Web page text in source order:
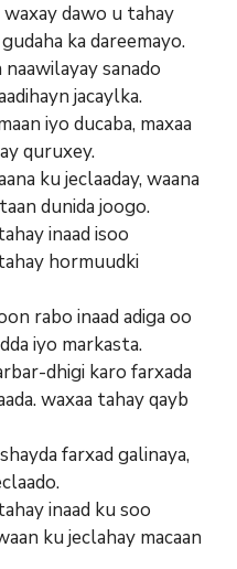
dawo u tahay
ka dareemayo.
sanado
jacaylka.
iyo ducaba, maxaa
quruxey.
ku jeclaaday, waana
dunida joogo.
inaad isoo
hormuudki
rabo inaad adiga oo
iyo markasta.
dhigi karo farxada
waxaa tahay qayb
farxad galinaya,
inaad ku soo
ku jeclahay macaan